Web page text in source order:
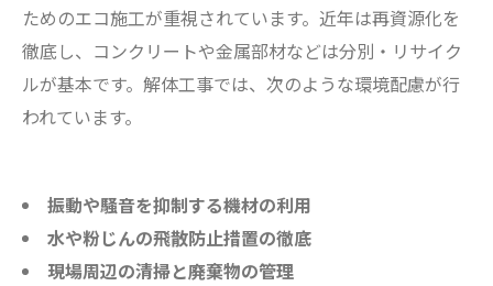
ためのエコ施工が重視されています。近年は再資源化を
徹底し、コンクリートや金属部材などは分別・リサイク
ルが基本です。解体工事では、次のような環境配慮が行
われています。
振動や騒音を抑制する機材の利用
水や粉じんの飛散防止措置の徹底
現場周辺の清掃と廃棄物の管理